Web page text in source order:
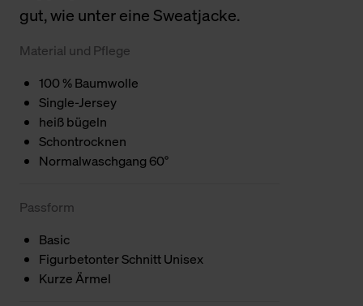
gut, wie unter eine Sweatjacke.
Material und Pflege
100 % Baumwolle
Single-Jersey
heiß bügeln
Schontrocknen
Normalwaschgang 60°
Passform
Basic
Figurbetonter Schnitt Unisex
Kurze Ärmel